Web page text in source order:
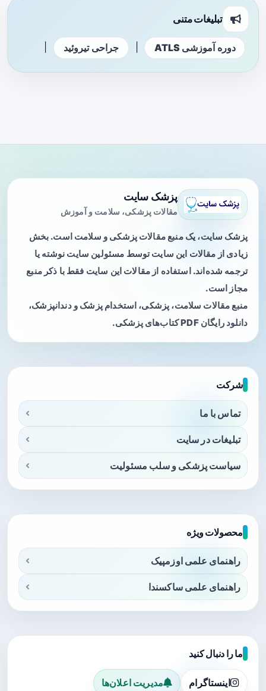
تبلیغات متنی
دوره آموزشی ATLS جراحی تیروئید
پزشک سایت
مقالات پزشکی، سلامت و آموزش
پزشک سایت، یک منبع مقالات پزشکی و سلامت است. بخش
زیادی از مقالات این سایت توسط مسئولین سایت نوشته یا
ترجمه شده‌اند. استفاده از مقالات این سایت فقط با ذکر منبع
مجاز است.
منبع مقالات سلامت، پزشکی، استخدام پزشک و دندانپزشک،
دانلود رایگان PDF کتاب‌های پزشکی.
شرکت
تماس با ما
تبلیغات در سایت
سیاست پزشکی و سلب مسئولیت
محصولات ویژه
راهنمای علمی اوزمپیک
راهنمای علمی ساکسندا
ما را دنبال کنید
اینستاگرام مدیریت اعلان‌ها